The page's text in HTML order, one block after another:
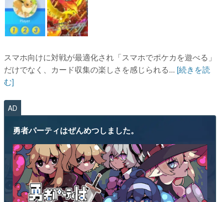
スマホ向けに対戦が最適化され「スマホでポケカを遊べる」
だけでなく、カード収集の楽しさを感じられる... [続きを読
む]
AD
勇者パーティはぜんめつしました。